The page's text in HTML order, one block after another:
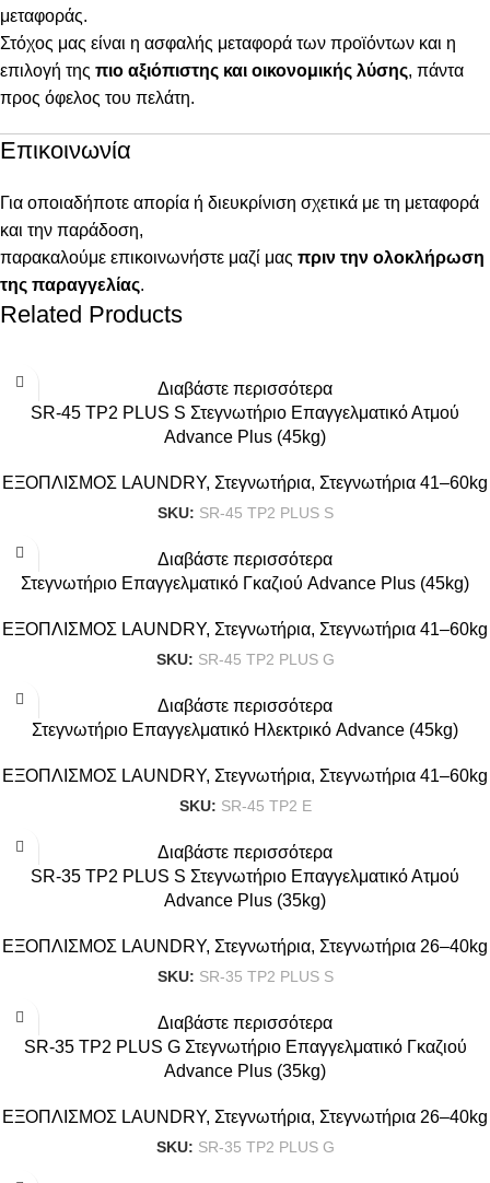
μεταφοράς.
Στόχος μας είναι η ασφαλής μεταφορά των προϊόντων και η
επιλογή της πιο αξιόπιστης και οικονομικής λύσης, πάντα
προς όφελος του πελάτη.
Επικοινωνία
Για οποιαδήποτε απορία ή διευκρίνιση σχετικά με τη μεταφορά
και την παράδοση,
παρακαλούμε επικοινωνήστε μαζί μας πριν την ολοκλήρωση
της παραγγελίας.
Related Products
Διαβάστε περισσότερα
SR-45 TP2 PLUS S Στεγνωτήριο Επαγγελματικό Ατμού
Advance Plus (45kg)
ΕΞΟΠΛΙΣΜΟΣ LAUNDRY, Στεγνωτήρια, Στεγνωτήρια 41–60kg
SKU: SR-45 TP2 PLUS S
Διαβάστε περισσότερα
Στεγνωτήριο Επαγγελματικό Γκαζιού Advance Plus (45kg)
ΕΞΟΠΛΙΣΜΟΣ LAUNDRY, Στεγνωτήρια, Στεγνωτήρια 41–60kg
SKU: SR-45 TP2 PLUS G
Διαβάστε περισσότερα
Στεγνωτήριο Επαγγελματικό Ηλεκτρικό Advance (45kg)
ΕΞΟΠΛΙΣΜΟΣ LAUNDRY, Στεγνωτήρια, Στεγνωτήρια 41–60kg
SKU: SR-45 TP2 E
Διαβάστε περισσότερα
SR-35 TP2 PLUS S Στεγνωτήριο Επαγγελματικό Ατμού
Advance Plus (35kg)
ΕΞΟΠΛΙΣΜΟΣ LAUNDRY, Στεγνωτήρια, Στεγνωτήρια 26–40kg
SKU: SR-35 TP2 PLUS S
Διαβάστε περισσότερα
SR-35 TP2 PLUS G Στεγνωτήριο Επαγγελματικό Γκαζιού
Advance Plus (35kg)
ΕΞΟΠΛΙΣΜΟΣ LAUNDRY, Στεγνωτήρια, Στεγνωτήρια 26–40kg
SKU: SR-35 TP2 PLUS G